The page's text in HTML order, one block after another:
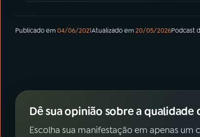
Publicado em04/06/2021Atualizado em20/05/2026Podcast
Dê sua opinião sobre a
Escolha sua manifestação em apenas um